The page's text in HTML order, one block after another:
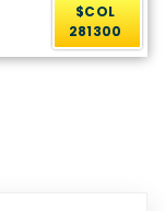
$COL
281300